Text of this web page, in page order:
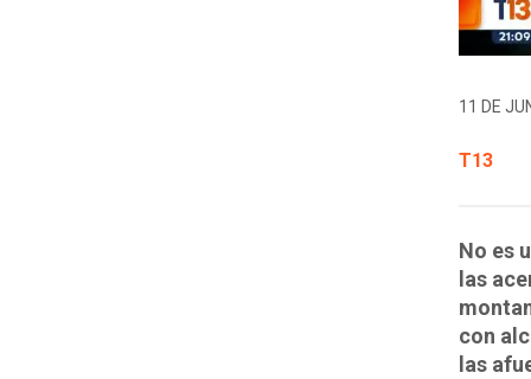
11 DE
T13
No es
las
con
las